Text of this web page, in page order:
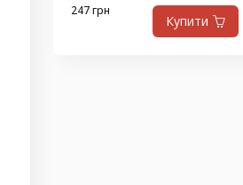
247 грн
Купити